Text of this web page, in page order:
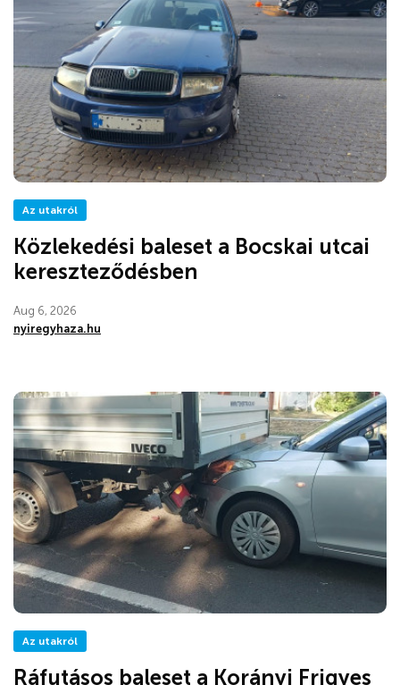
Az utakról
Közlekedési baleset a Bocskai utcai
kereszteződésben
Aug 6, 2026
nyiregyhaza.hu
Az utakról
Ráfutásos baleset a Korányi Frigyes